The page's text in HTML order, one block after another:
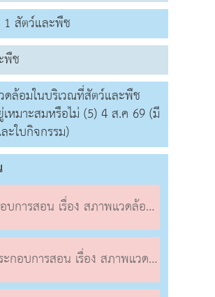
สัตว์และพืช
พืช
ล้อมในบริเวณที่สัตว์และพืช
หมาะสมหรือไม่ (5) 4 ส.ค 69 (มี
ะใบกิจกรรม)
อง สภาพแวดล้อมในบริเวณที่สัตว์และพืชอาศัยอยู่เหมาะสมหรือไม่ (5)
เรื่อง สภาพแวดล้อมในบริเวณที่สัตว์และพืชอาศัยอยู่เหมาะสมหรือไม่ (5)